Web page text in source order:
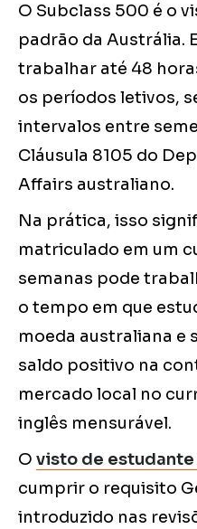
O Subclass 500 é o
padrão da Austrália.
trabalhar até 48
os períodos letivos,
intervalos entre
Cláusula 8105 do
Affairs australiano.
Na prática, isso
matriculado em um
semanas pode
o tempo em que
moeda australiana e
saldo positivo na
mercado local no
inglês mensurável.
O visto de
cumprir o requisito
introduzido nas